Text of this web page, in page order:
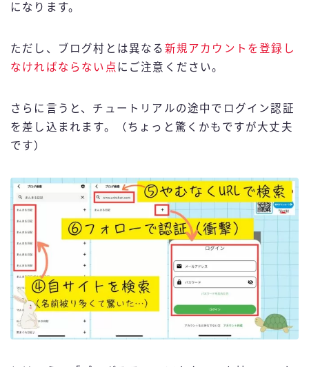
になります。
ただし、ブログ村とは異なる 新規アカウントを登録し
なければならない点 にご注意ください。
さらに言うと、チュートリアルの途中でログイン認証
を差し込まれます。（ちょっと驚くかもですが大丈夫
です）